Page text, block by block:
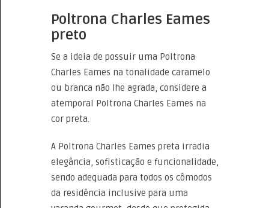
Poltrona Charles Eames
preto
Se a ideia de possuir uma Poltrona
Charles Eames na tonalidade caramelo
ou branca não lhe agrada, considere a
atemporal Poltrona Charles Eames na
cor preta.
A Poltrona Charles Eames preta irradia
elegância, sofisticação e funcionalidade,
sendo adequada para todos os cômodos
da residência inclusive para uma